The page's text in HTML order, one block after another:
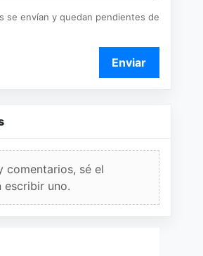
se envían y quedan pendientes de
Enviar
comentarios, sé el
escribir uno.